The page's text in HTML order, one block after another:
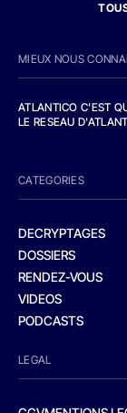
MIEUX NOUS
ATLANTICO C'EST
LE RESEAU
CATEGORIES
DECRYPTAGES
DOSSIERS
RENDEZ-VOUS
VIDEOS
PODCASTS
LEGAL